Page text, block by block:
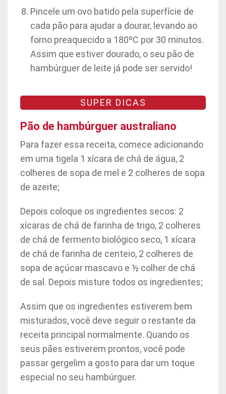
Pincele um ovo batido pela superfície de
cada pão para ajudar a dourar, levando ao
forno preaquecido a 180ºC por 30 minutos.
Assim que estiver dourado, o seu pão de
hambúrguer de leite já pode ser servido!
SUPER DICAS
Pão de hambúrguer australiano
Para fazer essa receita, comece adicionando
em uma tigela 1 xícara de chá de água, 2
colheres de sopa de mel e 2 colheres de sopa
de azeite;
Depois coloque os ingredientes secos: 2
xícaras de chá de farinha de trigo, 2 colheres
de chá de fermento biológico seco, 1 xícara
de chá de farinha de centeio, 2 colheres de
sopa de açúcar mascavo e ½ colher de chá
de sal. Depois misture todos os ingredientes;
Assim que os ingredientes estiverem bem
misturados, você deve seguir o restante da
receita principal normalmente. Quando os
seus pães estiverem prontos, você pode
passar gergelim a gosto para dar um toque
especial no seu hambúrguer.